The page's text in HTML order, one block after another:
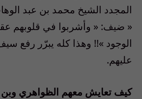
المجدد الشيخ محمد بن عبد
« ضيف: « وأشربوا في قلوبهم
الوجود »!! وهذا كله يبرّر رفع
عليهم.
كيف تعايش معهم الظواهري وبن